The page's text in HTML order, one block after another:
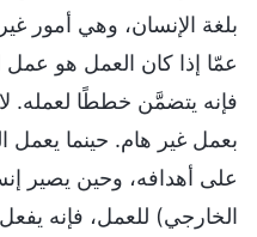
بلغة الإنسان، وهي أمور
عمّا إذا كان العمل هو عمل
فإنه يتضمَّن خططًا لعمله.
بعمل غير هام. حينما يعمل
على أهدافه، وحين يصير
الخارجي) للعمل، فإنه يفعل